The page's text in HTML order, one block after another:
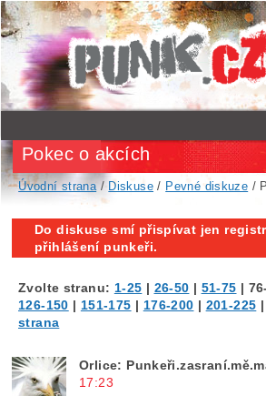
Pokec o akcích
Úvodní strana/ Diskuse / Pevné diskuze /
Do diskuse smí přispívat jen
přihlášení punkeři.
Zvolte stranu: 1-25 | 26-50 | 51-75 |
126-150 | 151-175 | 176-200 | 201-225
strana
Orlice:
17:23